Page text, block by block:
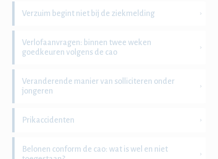
Verzuim begint niet bij de ziekmelding
Verlofaanvragen: binnen twee weken
goedkeuren volgens de cao
Veranderende manier van solliciteren onder
jongeren
Prikaccidenten
Belonen conform de cao: wat is wel en niet